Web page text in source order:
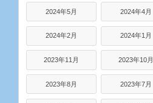
2024年5月 2024年4月
2024年2月 2024年1月
2023年11月 2023年10月
2023年8月 2023年7月